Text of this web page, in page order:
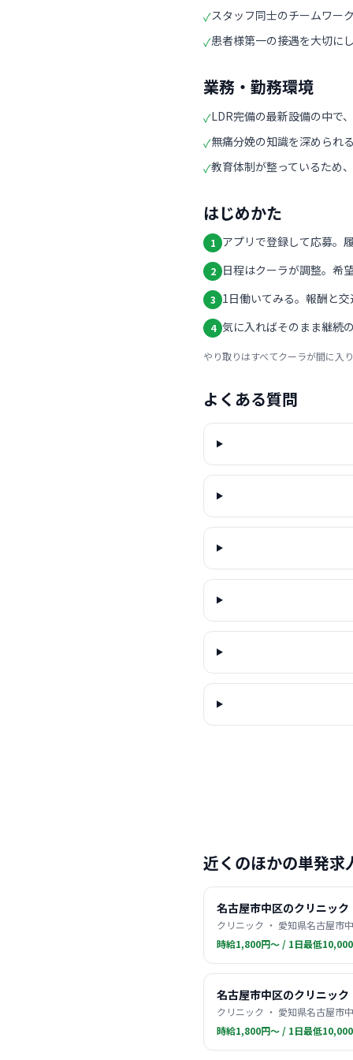
✓スタッフ同士のチームワー
✓患者様第一の接遇を大切に
業務・勤務環境
✓LDR完備の最新設備の中で
✓無痛分娩の知識を深められ
✓教育体制が整っているため
はじめかた
1 アプリで登録して応募。
2 日程はクーラが調整。希
3 1日働いてみる。報酬と
4 気に入ればそのまま継続
やり取りはすべてクーラが間に入
よくある質問
近くのほかの単発求
名古屋市中区のクリニック
クリニック ・ 愛知県名古屋市
時給1,800円〜 / 1日最低
名古屋市中区のクリニック
クリニック ・ 愛知県名古屋市
時給1,800円〜 / 1日最低